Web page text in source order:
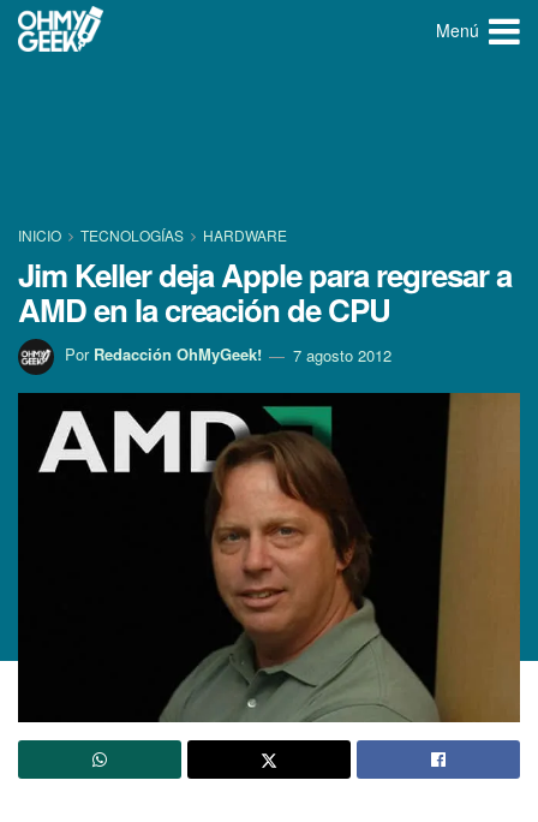
Menú
INICIO TECNOLOGÍ­AS HARDWARE
Jim Keller deja Apple para regresar a
AMD en la creación de CPU
Por Redacción OhMyGeek! 7 agosto 2012